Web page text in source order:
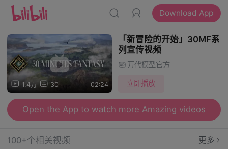
Download App
1.4万 30 02:24
「新冒险的开始」30MF系
列宣传视频
万代模型官方
立即播放
Open the App to watch more Amazing videos
100+个相关视频 更多